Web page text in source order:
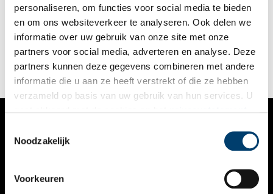
personaliseren, om functies voor social media te bieden
en om ons websiteverkeer te analyseren. Ook delen we
informatie over uw gebruik van onze site met onze
partners voor social media, adverteren en analyse. Deze
partners kunnen deze gegevens combineren met andere
informatie die u aan ze heeft verstrekt of die ze hebben
verzameld op basis van uw gebruik van hun services. U
Noodzakelijk
Voorkeuren
Ernaast staat een juweeltje: de enige hennepklopwindmolen
ter wereld. Vrijwilligers blazen hier een oud ambacht nieuw
leven in.
VERHALEN
KALENDER